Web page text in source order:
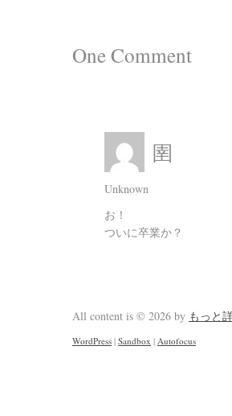
OneComment
圉
Unknown
お！
ついに卒業か？
All content is © 2026 by もっと
WordPress | Sandbox | Autofocus